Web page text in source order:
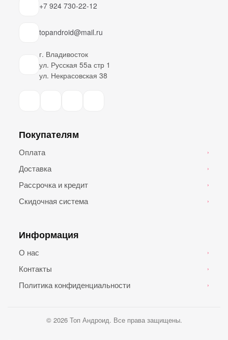
+7 924 730-22-12
topandroid@mail.ru
г. Владивосток
ул. Русская 55а стр 1
ул. Некрасовская 38
Покупателям
Оплата ›
Доставка ›
Рассрочка и кредит ›
Скидочная система ›
Информация
О нас ›
Контакты ›
Политика конфиденциальности ›
© 2026 Топ Андроид. Все права защищены.